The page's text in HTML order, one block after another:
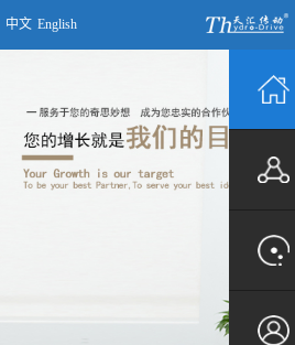
中文 English